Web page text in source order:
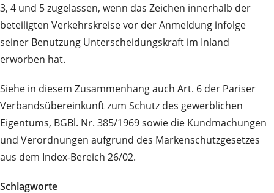
3, 4 und 5 zugelassen, wenn das Zeichen innerhalb der
beteiligten Verkehrskreise vor der Anmeldung infolge
seiner Benutzung Unterscheidungskraft im Inland
erworben hat.
Siehe in diesem Zusammenhang auch Art. 6 der Pariser
Verbandsübereinkunft zum Schutz des gewerblichen
Eigentums, BGBl. Nr. 385/1969 sowie die Kundmachungen
und Verordnungen aufgrund des Markenschutzgesetzes
aus dem Index-Bereich 26/02.
Schlagworte